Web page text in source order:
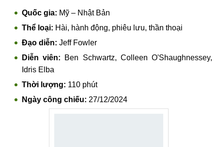
Quốc gia: Mỹ – Nhật Bản
Thể loại: Hài, hành động, phiêu lưu, thần thoại
Đạo diễn: Jeff Fowler
Diễn viên: Ben Schwartz, Colleen O'Shaughnessey,
Idris Elba
Thời lượng: 110 phút
Ngày công chiếu: 27/12/2024